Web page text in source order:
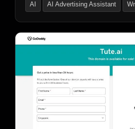
护隐私，连接OpenAI账户可获更
AI AI Advertising Assistant